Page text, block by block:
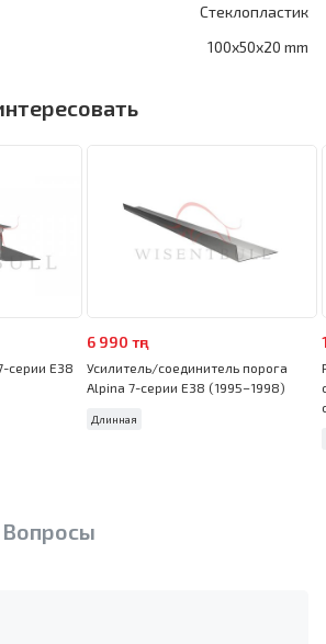
Стеклопластик
100x50x20 mm
серии E38
6 990 тңг
Усилитель/соединитель порога
Alpina 7-серии E38 (1995–1998)
Длинная
Вопросы